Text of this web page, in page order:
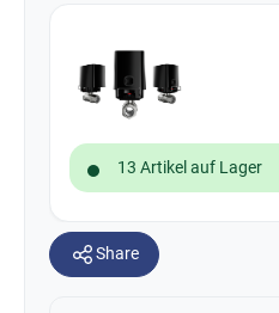
13 Artikel auf Lager
Share